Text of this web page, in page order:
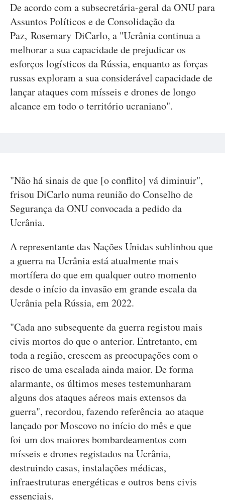
De acordo com a subsecretária-geral da ONU para
Assuntos Políticos e de Consolidação da
Paz, Rosemary DiCarlo, a "Ucrânia continua a
melhorar a sua capacidade de prejudicar os
esforços logísticos da Rússia, enquanto as forças
russas exploram a sua considerável capacidade de
lançar ataques com mísseis e drones de longo
alcance em todo o território ucraniano".
"Não há sinais de que [o conflito] vá diminuir",
frisou DiCarlo numa reunião do Conselho de
Segurança da ONU convocada a pedido da
Ucrânia.
A representante das Nações Unidas sublinhou que
a guerra na Ucrânia está atualmente mais
mortífera do que em qualquer outro momento
desde o início da invasão em grande escala da
Ucrânia pela Rússia, em 2022.
"Cada ano subsequente da guerra registou mais
civis mortos do que o anterior. Entretanto, em
toda a região, crescem as preocupações com o
risco de uma escalada ainda maior. De forma
alarmante, os últimos meses testemunharam
alguns dos ataques aéreos mais extensos da
guerra", recordou, fazendo referência ao ataque
lançado por Moscovo no início do mês e que
foi um dos maiores bombardeamentos com
mísseis e drones registados na Ucrânia,
destruindo casas, instalações médicas,
infraestruturas energéticas e outros bens civis
essenciais.